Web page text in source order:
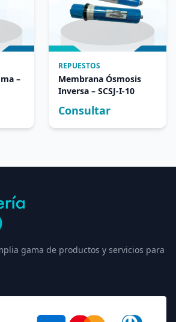
–
REPUESTOS
Membrana Ósmosis
Inversa – SCSJ-I-10
Consultar
gama de productos y servicios para